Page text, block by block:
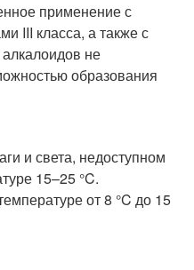
применение с
III класса, а также с
не
образования
и света, недоступном
15–25 °C.
от 8 °C до 15